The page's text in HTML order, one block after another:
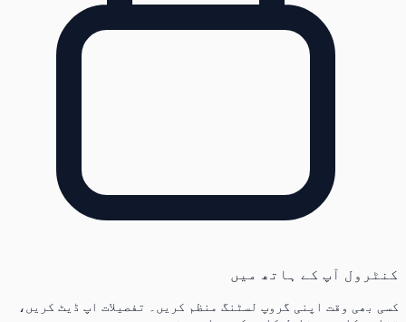
کنٹرول آپ کے ہاتھ میں
کسی بھی وقت اپنی گروپ لسٹنگ منظم کریں۔ تفصیلات اپ ڈیٹ کریں،